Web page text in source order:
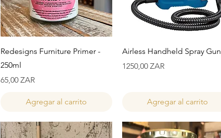
Vista rápida
Redesigns Furniture Primer -
250ml
Precio
65,00 ZAR
Agregar al carrito
Vista rápida
Airless Handheld Spray Gun
Precio
1250,00 ZAR
Agregar al carrito